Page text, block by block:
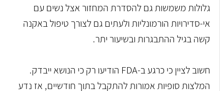
גלולות משמשות גם להסדרת המחזור אצל נשים עם
אי-סדירויות הורמונליות ולעתים גם לצורך טיפול באקנה
קשה בגיל ההתבגרות ובשיעור יתר.
חשוב לציין כי כרגע ב-FDA הודיעו רק כי הנושא ייבדק.
המלצות סופיות אמורות להתקבל בתוך חודשיים, אז נדע